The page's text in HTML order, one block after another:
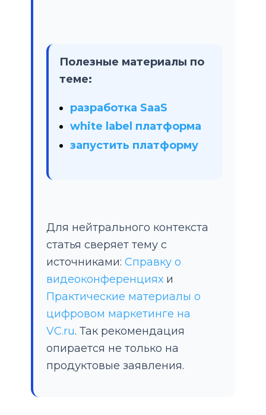
Полезные материалы по
теме:
разработка SaaS
white label платформа
запустить платформу
Для нейтрального контекста
статья сверяет тему с
источниками: Справку о
видеоконференцияхи
Практические материалы о
цифровом маркетинге на
VC.ru. Так рекомендация
опирается не только на
продуктовые заявления.